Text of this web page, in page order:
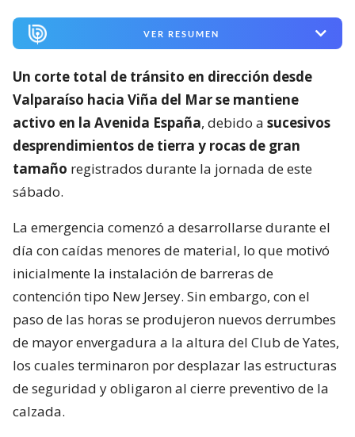
VER RESUMEN
Un corte total de tránsito en dirección desde
Valparaíso hacia Viña del Mar se mantiene
activo en la Avenida España, debido a sucesivos
desprendimientos de tierra y rocas de gran
tamaño registrados durante la jornada de este
sábado.
La emergencia comenzó a desarrollarse durante el
día con caídas menores de material, lo que motivó
inicialmente la instalación de barreras de
contención tipo New Jersey. Sin embargo, con el
paso de las horas se produjeron nuevos derrumbes
de mayor envergadura a la altura del Club de Yates,
los cuales terminaron por desplazar las estructuras
de seguridad y obligaron al cierre preventivo de la
calzada.